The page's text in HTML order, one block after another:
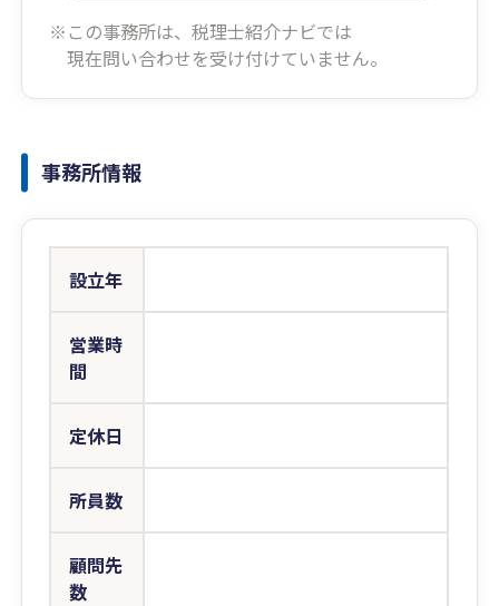
※この事務所は、税理士紹介ナビでは
現在問い合わせを受け付けていません。
事務所情報
設立年
営業時
間
定休日
所員数
顧問先
数